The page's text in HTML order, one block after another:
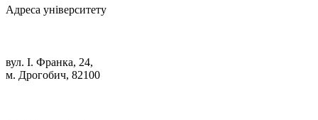
Адреса університету
вул. І. Франка, 24,
м. Дрогобич, 82100